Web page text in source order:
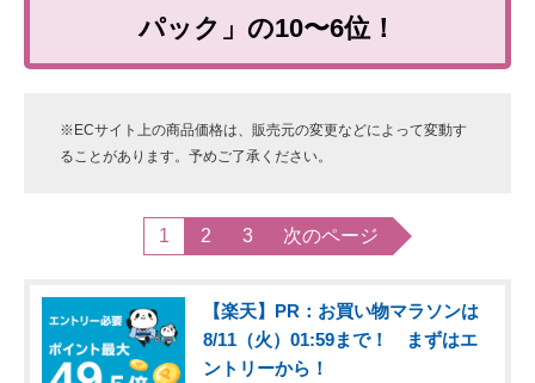
パック」の10〜6位！
※ECサイト上の商品価格は、販売元の変更などによって変動す
ることがあります。予めご了承ください。
1 2 3 次のページ
【楽天】PR：お買い物マラソンは
8/11（火）01:59まで！ まずはエ
ントリーから！